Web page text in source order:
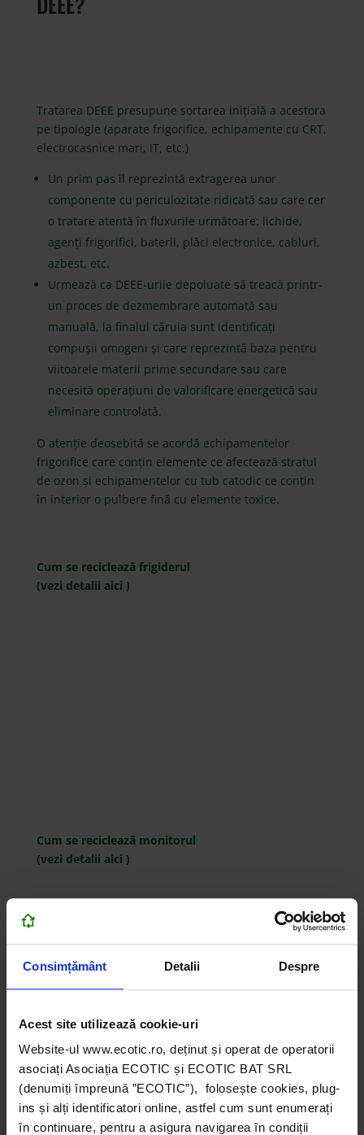
Consimțământ Detalii Despre
Acest site utilizează cookie-uri
Website-ul www.ecotic.ro, deținut și operat de operatorii
asociați Asociația ECOTIC și ECOTIC BAT SRL
(denumiți împreună ”ECOTIC”), folosește cookies, plug-
ins și alți identificatori online, astfel cum sunt enumerați
în continuare, pentru a asigura navigarea în condiții
Tratarea DEEE presupune sortarea inițială a acestora
pe tipologie (aparate frigorifice, echipamente cu CRT,
electrocasnice mari, IT, etc.)
Un prim pas îl reprezintă extragerea unor
componente cu periculozitate ridicată sau care cer
o tratare atentă în fluxurile următoare: lichide,
agenți frigorifici, baterii, plăci electronice, cabluri,
azbest, etc.
Urmează ca DEEE-urile depoluate să treacă printr-
un proces de dezmembrare automată sau
manuală, la finalul căruia sunt identificați
compușii omogeni și care reprezintă baza pentru
viitoarele materii prime secundare sau care
necesită operațiuni de valorificare energetică sau
eliminare controlată.
O atenție deosebită se acordă echipamentelor
frigorifice care conțin elemente ce afectează stratul
de ozon și echipamentelor cu tub catodic ce conțin
în interior o pulbere fină cu elemente toxice.
Cum se reciclează frigiderul
(vezi detalii aici )
Cum se reciclează monitorul
(vezi detalii aici )
Cum se reciclează unitatea centrală